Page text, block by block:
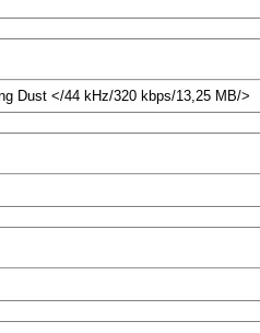
Dust </44 kHz/320 kbps/13,25 MB/>